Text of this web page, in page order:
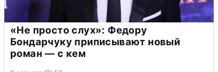
«Не просто слух»: Федору
Бондарчуку приписывают новый
роман — с кем